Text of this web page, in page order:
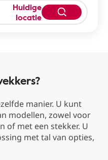
Huidige
locatie
manier. U kunt
modellen, zowel voor
of met een stekker. U
met tal van opties,